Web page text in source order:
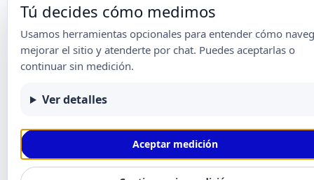
Tú decides cómo medimos
Usamos herramientas opcionales para entender cómo
mejorar el sitio y atenderte por chat. Puedes aceptarlas o
continuar sin medición.
Ver detalles
Aceptar medición